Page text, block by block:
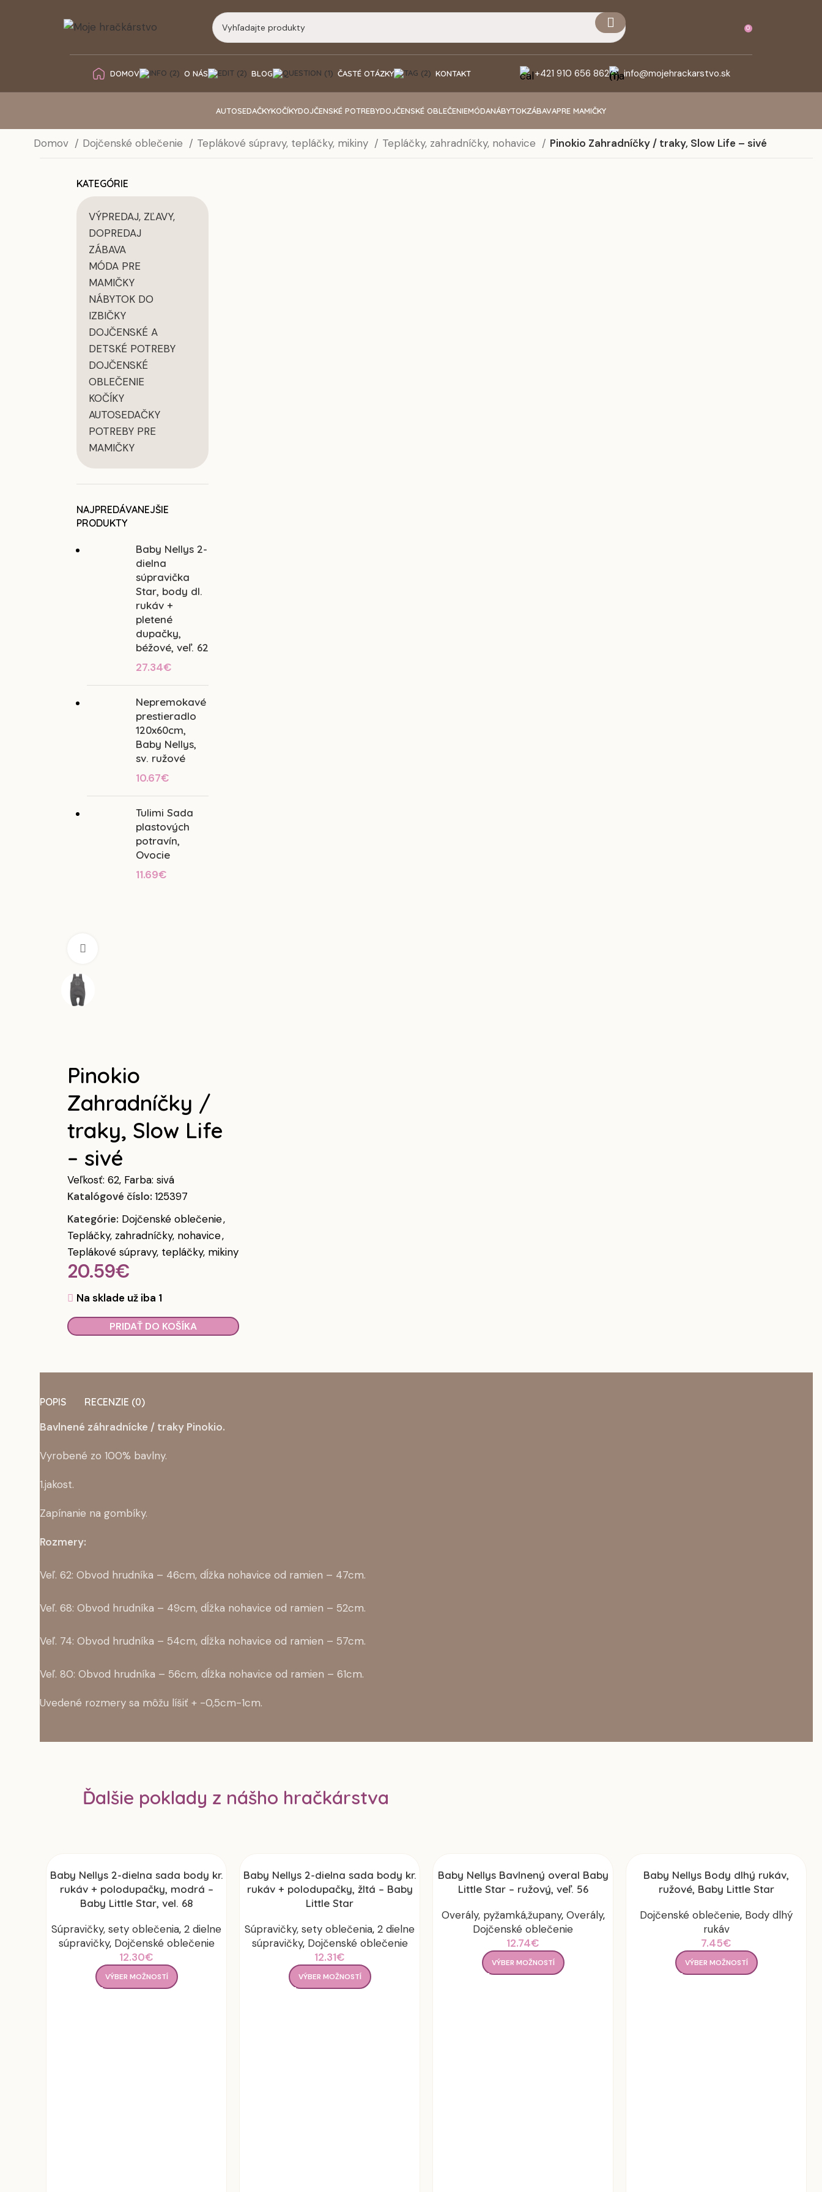
0
DOMOV O NÁS BLOG ČASTÉ OTÁZKY KONTAKT +421 910 656 862 info@mojehrackarstvo.sk
AUTOSEDAČKYKOČÍKYDOJČENSKÉ POTREBYDOJČENSKÉ OBLEČENIEMÓDANÁBYTOKZÁBAVAPRE MAMIČKY
Domov Dojčenské oblečenie Teplákové súpravy, tepláčky, mikiny Tepláčky, zahradníčky, nohavice Pinokio Zahradníčky / traky, Slow Life – sivé
KATEGÓRIE
VÝPREDAJ, ZĽAVY,
DOPREDAJ
ZÁBAVA
MÓDA PRE
MAMIČKY
NÁBYTOK DO
IZBIČKY
DOJČENSKÉ A
DETSKÉ POTREBY
DOJČENSKÉ
OBLEČENIE
KOČÍKY
AUTOSEDAČKY
POTREBY PRE
MAMIČKY
NAJPREDÁVANEJŠIE
PRODUKTY
Baby Nellys 2-
dielna
súpravička
Star, body dl.
rukáv +
pletené
dupačky,
béžové, veľ. 62
27.34€
Nepremokavé
prestieradlo
120x60cm,
Baby Nellys,
sv. ružové
10.67€
Tulimi Sada
plastových
potravín,
Ovocie
11.69€
Pinokio
Zahradníčky /
traky, Slow Life
– sivé
Veľkosť: 62, Farba: sivá
Katalógové číslo: 125397
Kategórie: Dojčenské oblečenie,
Tepláčky, zahradníčky, nohavice,
Teplákové súpravy, tepláčky, mikiny
20.59€
Na sklade už iba 1
PRIDAŤ DO KOŠÍKA
POPIS RECENZIE (0)
Bavlnené záhradnícke / traky Pinokio.
Vyrobené zo 100% bavlny.
1.jakost.
Zapínanie na gombíky.
Rozmery:
Veľ. 62: Obvod hrudníka – 46cm, dĺžka nohavice od ramien – 47cm.
Veľ. 68: Obvod hrudníka – 49cm, dĺžka nohavice od ramien – 52cm.
Veľ. 74: Obvod hrudníka – 54cm, dĺžka nohavice od ramien – 57cm.
Veľ. 80: Obvod hrudníka – 56cm, dĺžka nohavice od ramien – 61cm.
Uvedené rozmery sa môžu líšiť + -0,5cm-1cm.
Ďalšie poklady z nášho hračkárstva
Baby Nellys 2-dielna sada body kr.
rukáv + polodupačky, modrá –
Baby Little Star, vel. 68
Súpravičky, sety oblečenia, 2 dielne
súpravičky, Dojčenské oblečenie
12.30€
VÝBER MOŽNOSTÍ
Baby Nellys 2-dielna sada body kr.
rukáv + polodupačky, žltá – Baby
Little Star
Súpravičky, sety oblečenia, 2 dielne
súpravičky, Dojčenské oblečenie
12.31€
VÝBER MOŽNOSTÍ
Baby Nellys Bavlnený overal Baby
Little Star – ružový, veľ. 56
Overály, pyžamká,župany, Overály,
Dojčenské oblečenie
12.74€
VÝBER MOŽNOSTÍ
Baby Nellys Body dlhý rukáv,
ružové, Baby Little Star
Dojčenské oblečenie, Body dlhý
rukáv
7.45€
VÝBER MOŽNOSTÍ